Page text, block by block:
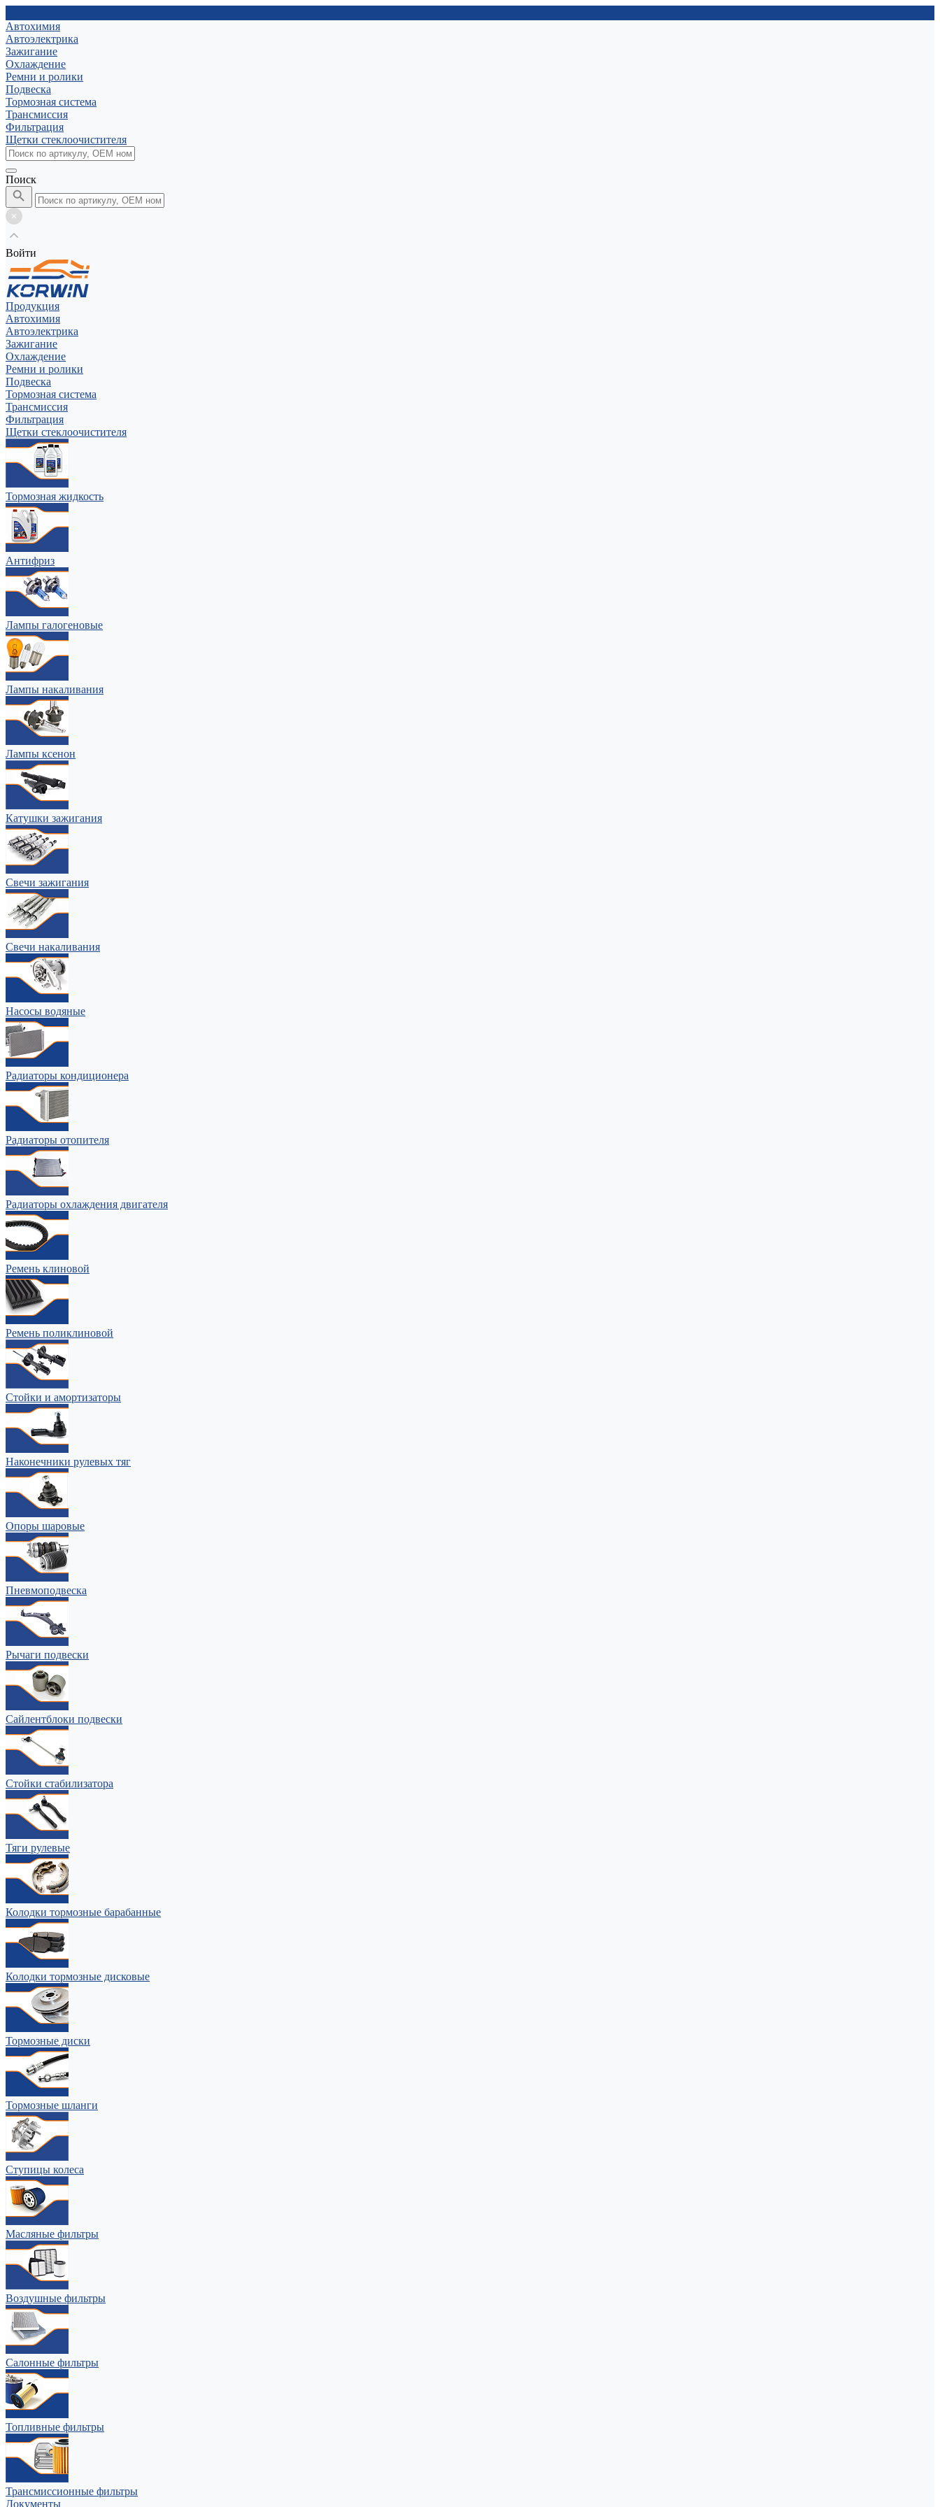
Автохимия
Автоэлектрика
Зажигание
Охлаждение
Ремни и ролики
Подвеска
Тормозная система
Трансмиссия
Фильтрация
Щетки стеклоочистителя
Поиск
Войти
Продукция
Автохимия
Автоэлектрика
Зажигание
Охлаждение
Ремни и ролики
Подвеска
Тормозная система
Трансмиссия
Фильтрация
Щетки стеклоочистителя
Тормозная жидкость
Антифриз
Лампы галогеновые
Лампы накаливания
Лампы ксенон
Катушки зажигания
Свечи зажигания
Свечи накаливания
Насосы водяные
Радиаторы кондиционера
Радиаторы отопителя
Радиаторы охлаждения двигателя
Ремень клиновой
Ремень поликлиновой
Стойки и амортизаторы
Наконечники рулевых тяг
Опоры шаровые
Пневмоподвеска
Рычаги подвески
Сайлентблоки подвески
Стойки стабилизатора
Тяги рулевые
Колодки тормозные барабанные
Колодки тормозные дисковые
Тормозные диски
Тормозные шланги
Ступицы колеса
Масляные фильтры
Воздушные фильтры
Салонные фильтры
Топливные фильтры
Трансмиссионные фильтры
Документы